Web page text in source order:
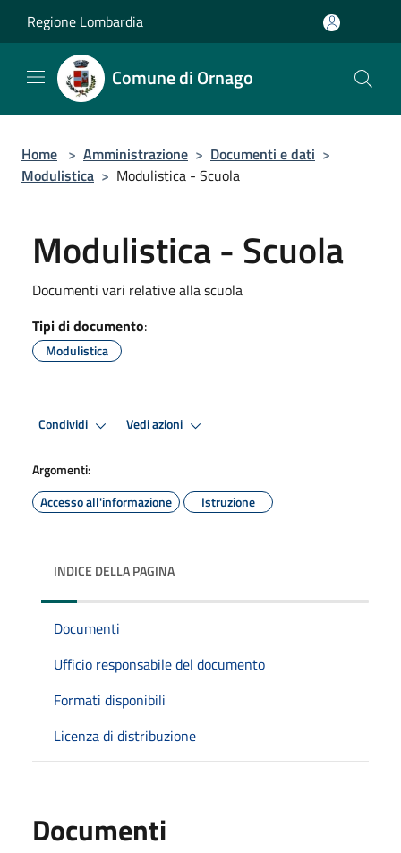
Regione Lombardia
Comune di Ornago
Home > Amministrazione > Documenti e dati >
Modulistica > Modulistica - Scuola
Modulistica - Scuola
Documenti vari relative alla scuola
Tipi di documento:
Modulistica
Condividi Vedi azioni
Argomenti:
Accesso all'informazione
Istruzione
INDICE DELLA PAGINA
Documenti
Ufficio responsabile del documento
Formati disponibili
Licenza di distribuzione
Documenti